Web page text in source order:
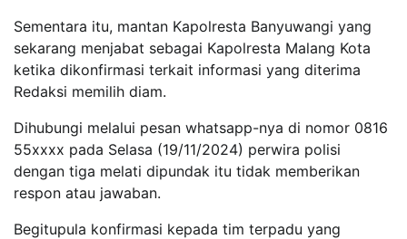
Sementara itu, mantan Kapolresta Banyuwangi yang
sekarang menjabat sebagai Kapolresta Malang Kota
ketika dikonfirmasi terkait informasi yang diterima
Redaksi memilih diam.
Dihubungi melalui pesan whatsapp-nya di nomor 0816
55xxxx pada Selasa (19/11/2024) perwira polisi
dengan tiga melati dipundak itu tidak memberikan
respon atau jawaban.
Begitupula konfirmasi kepada tim terpadu yang